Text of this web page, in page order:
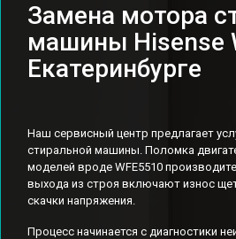
Замена мотора
машины Hisense
Екатеринбурге
Наш сервисный центр предлагает
стиральной машины. Поломка
моделей вроде WFE5510
выхода из строя включают износ
скачки напряжения.
Процесс начинается с диагностики